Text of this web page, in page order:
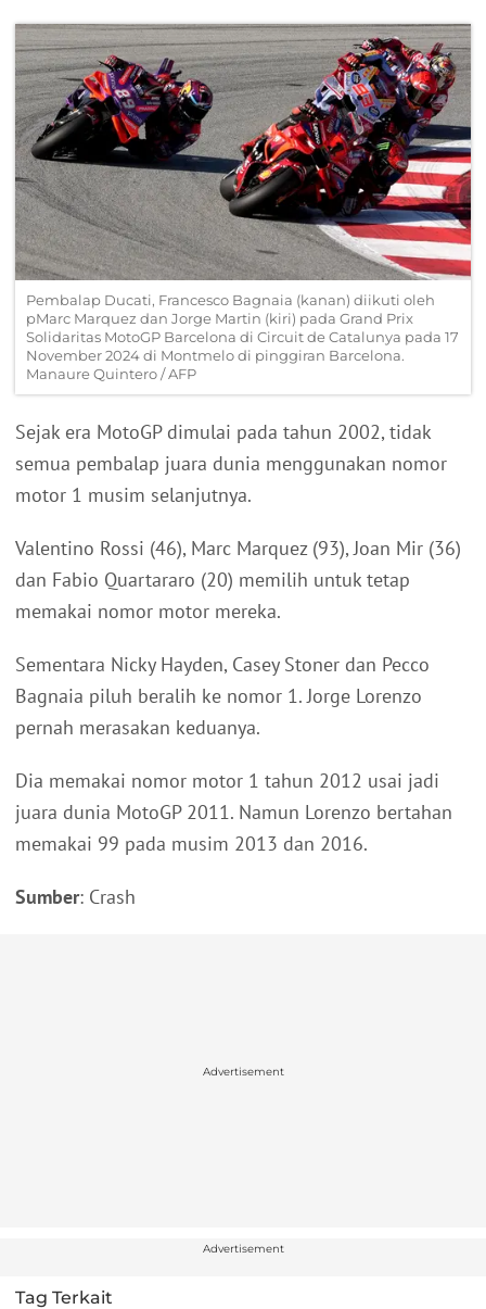
Pembalap Ducati, Francesco Bagnaia (kanan) diikuti oleh
pMarc Marquez dan Jorge Martin (kiri) pada Grand Prix
Solidaritas MotoGP Barcelona di Circuit de Catalunya pada 17
November 2024 di Montmelo di pinggiran Barcelona.
Manaure Quintero / AFP
Sejak era MotoGP dimulai pada tahun 2002, tidak
semua pembalap juara dunia menggunakan nomor
motor 1 musim selanjutnya.
Valentino Rossi (46), Marc Marquez (93), Joan Mir (36)
dan Fabio Quartararo (20) memilih untuk tetap
memakai nomor motor mereka.
Sementara Nicky Hayden, Casey Stoner dan Pecco
Bagnaia piluh beralih ke nomor 1. Jorge Lorenzo
pernah merasakan keduanya.
Dia memakai nomor motor 1 tahun 2012 usai jadi
juara dunia MotoGP 2011. Namun Lorenzo bertahan
memakai 99 pada musim 2013 dan 2016.
Sumber: Crash
Advertisement
Advertisement
Tag Terkait